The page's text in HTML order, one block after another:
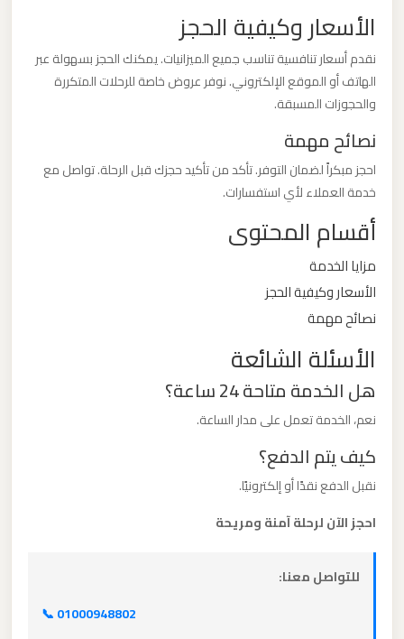
الأسعار وكيفية الحجز
نقدم أسعار تنافسية تناسب جميع الميزانيات. يمكنك الحجز بسهولة عبر
الهاتف أو الموقع الإلكتروني. نوفر عروض خاصة للرحلات المتكررة
والحجوزات المسبقة.
نصائح مهمة
احجز مبكراً لضمان التوفر. تأكد من تأكيد حجزك قبل الرحلة. تواصل مع
خدمة العملاء لأي استفسارات.
أقسام المحتوى
مزايا الخدمة
الأسعار وكيفية الحجز
نصائح مهمة
الأسئلة الشائعة
هل الخدمة متاحة 24 ساعة؟
نعم، الخدمة تعمل على مدار الساعة.
كيف يتم الدفع؟
نقبل الدفع نقدًا أو إلكترونيًا.
احجز الآن لرحلة آمنة ومريحة
للتواصل معنا:
📞 01000948802
العرب
ليموزين
مطار
القاهرة
مطار
مرسي
مطروح
ليموزين
الشيخ
مطار
سفنكس